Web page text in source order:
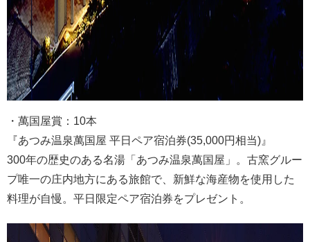
・萬国屋賞：10本
『あつみ温泉萬国屋 平日ペア宿泊券(35,000円相当)』
300年の歴史のある名湯「あつみ温泉萬国屋」。古窯グルー
プ唯一の庄内地方にある旅館で、新鮮な海産物を使用した
料理が自慢。平日限定ペア宿泊券をプレゼント。